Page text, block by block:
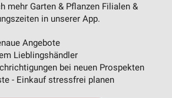
mehr Garten & Pflanzen Filialen &
in unserer App.
Angebote
Lieblingshändler
bei neuen Prospekten
- Einkauf stressfrei planen